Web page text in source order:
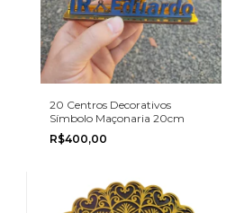
20 Centros Decorativos
Símbolo Maçonaria 20cm
R$400,00